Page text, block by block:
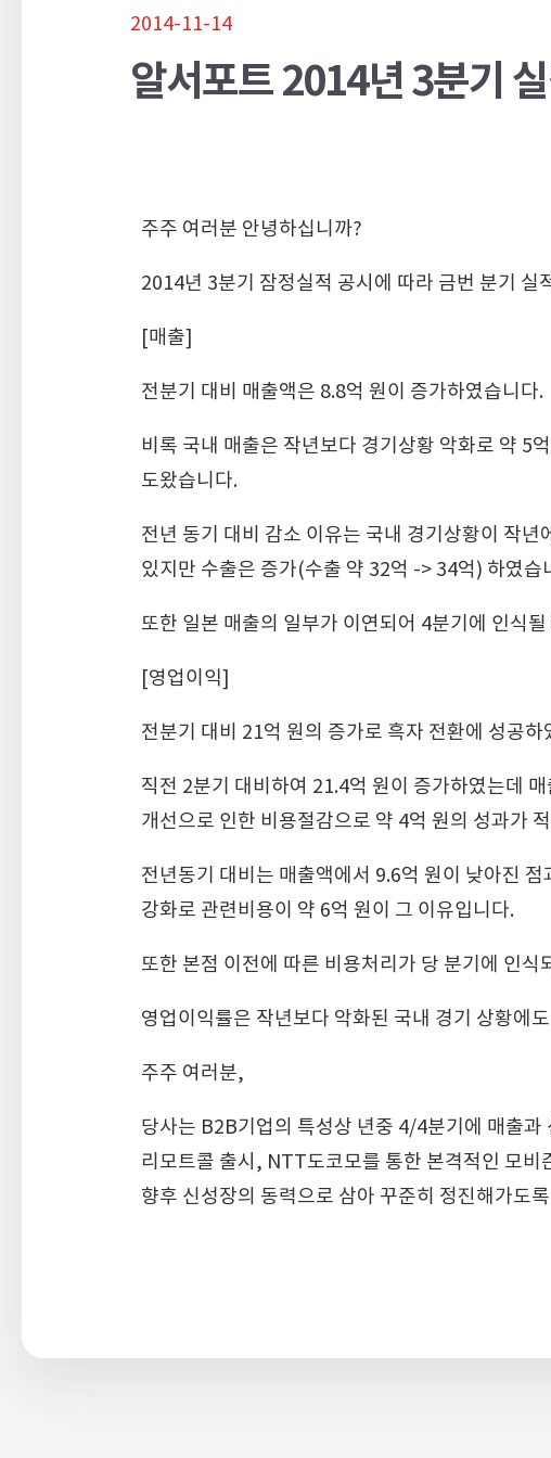
2014-11-14
알서포트 2014년 3분기
주주 여러분 안녕하십니까?
2014년 3분기 잠정실적 공시에 따라 금번 분기
[매출]
전분기 대비 매출액은 8.8억 원이 증가하였습니다.
비록 국내 매출은 작년보다 경기상황 악화로 약 5
도왔습니다.
전년 동기 대비 감소 이유는 국내 경기상황이 작
있지만 수출은 증가(수출 약 32억 -> 34억) 하였습
또한 일본 매출의 일부가 이연되어 4분기에 인식
[영업이익]
전분기 대비 21억 원의 증가로 흑자 전환에 성공하
직전 2분기 대비하여 21.4억 원이 증가하였는데
개선으로 인한 비용절감으로 약 4억 원의 성과가
전년동기 대비는 매출액에서 9.6억 원이 낮아진
강화로 관련비용이 약 6억 원이 그 이유입니다.
또한 본점 이전에 따른 비용처리가 당 분기에 인
영업이익률은 작년보다 악화된 국내 경기 상황에
주주 여러분,
당사는 B2B기업의 특성상 년중 4/4분기에 매출
리모트콜 출시, NTT도코모를 통한 본격적인 모
향후 신성장의 동력으로 삼아 꾸준히 정진해가도